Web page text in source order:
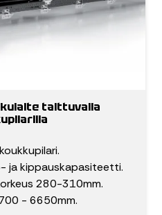
taittuvalla
ja kippauskapasiteetti.
280-310mm.
- 6650mm.